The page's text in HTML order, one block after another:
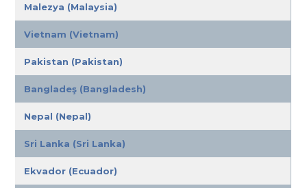
Malezya (Malaysia)
Vietnam (Vietnam)
Pakistan (Pakistan)
Bangladeş (Bangladesh)
Nepal (Nepal)
Sri Lanka (Sri Lanka)
Ekvador (Ecuador)